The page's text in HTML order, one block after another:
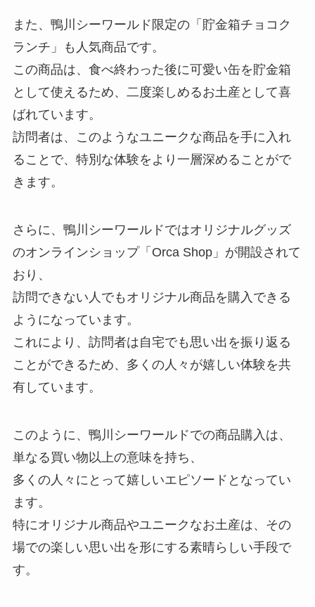
また、鴨川シーワールド限定の「貯金箱チョコク
ランチ」も人気商品です。
この商品は、食べ終わった後に可愛い缶を貯金箱
として使えるため、二度楽しめるお土産として喜
ばれています。
訪問者は、このようなユニークな商品を手に入れ
ることで、特別な体験をより一層深めることがで
きます。
さらに、鴨川シーワールドではオリジナルグッズ
のオンラインショップ「Orca Shop」が開設されて
おり、
訪問できない人でもオリジナル商品を購入できる
ようになっています。
これにより、訪問者は自宅でも思い出を振り返る
ことができるため、多くの人々が嬉しい体験を共
有しています。
このように、鴨川シーワールドでの商品購入は、
単なる買い物以上の意味を持ち、
多くの人々にとって嬉しいエピソードとなってい
ます。
特にオリジナル商品やユニークなお土産は、その
場での楽しい思い出を形にする素晴らしい手段で
す。